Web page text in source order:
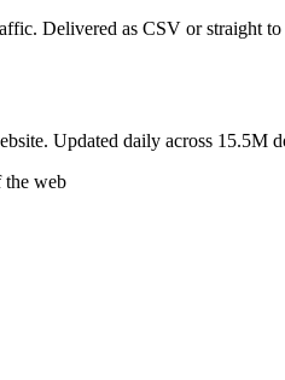
Delivered as CSV or straight
Updated daily across 15.5M
web